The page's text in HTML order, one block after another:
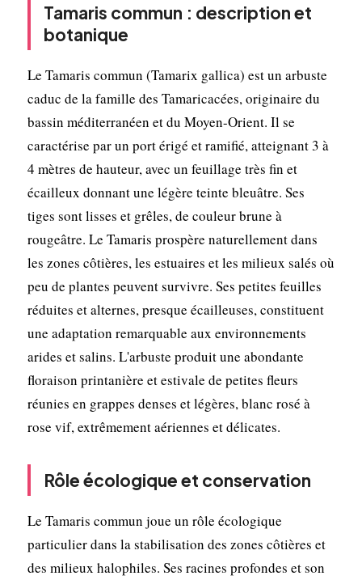
Tamaris commun : description et
botanique
Le Tamaris commun (Tamarix gallica) est un arbuste
caduc de la famille des Tamaricacées, originaire du
bassin méditerranéen et du Moyen-Orient. Il se
caractérise par un port érigé et ramifié, atteignant 3 à
4 mètres de hauteur, avec un feuillage très fin et
écailleux donnant une légère teinte bleuâtre. Ses
tiges sont lisses et grêles, de couleur brune à
rougeâtre. Le Tamaris prospère naturellement dans
les zones côtières, les estuaires et les milieux salés où
peu de plantes peuvent survivre. Ses petites feuilles
réduites et alternes, presque écailleuses, constituent
une adaptation remarquable aux environnements
arides et salins. L'arbuste produit une abondante
floraison printanière et estivale de petites fleurs
réunies en grappes denses et légères, blanc rosé à
rose vif, extrêmement aériennes et délicates.
Rôle écologique et conservation
Le Tamaris commun joue un rôle écologique
particulier dans la stabilisation des zones côtières et
des milieux halophiles. Ses racines profondes et son